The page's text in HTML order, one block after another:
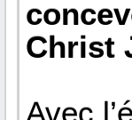
Christ
Avec